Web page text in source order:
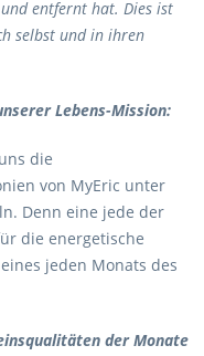
entfernt hat. Dies ist
selbst und in ihren
Lebens-Mission:
die
von MyEric unter
Denn eine jede der
die energetische
jeden Monats des
der Monate